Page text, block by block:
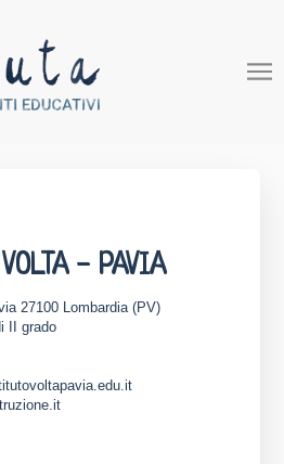
- PAVIA
27100 Lombardia (PV)
II grado